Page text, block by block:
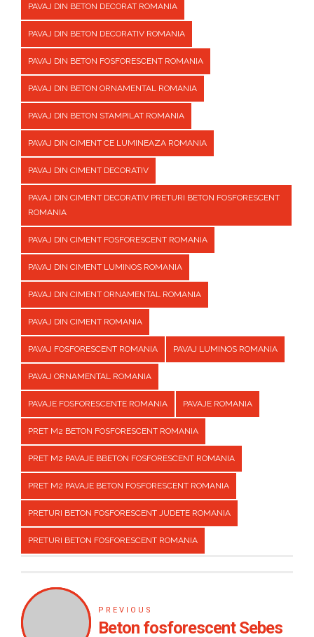
PAVAJ DIN BETON DECORAT ROMANIA
PAVAJ DIN BETON DECORATIV ROMANIA
PAVAJ DIN BETON FOSFORESCENT ROMANIA
PAVAJ DIN BETON ORNAMENTAL ROMANIA
PAVAJ DIN BETON STAMPILAT ROMANIA
PAVAJ DIN CIMENT CE LUMINEAZA ROMANIA
PAVAJ DIN CIMENT DECORATIV
PAVAJ DIN CIMENT DECORATIV PRETURI BETON FOSFORESCENT
ROMANIA
PAVAJ DIN CIMENT FOSFORESCENT ROMANIA
PAVAJ DIN CIMENT LUMINOS ROMANIA
PAVAJ DIN CIMENT ORNAMENTAL ROMANIA
PAVAJ DIN CIMENT ROMANIA
PAVAJ FOSFORESCENT ROMANIA PAVAJ LUMINOS ROMANIA
PAVAJ ORNAMENTAL ROMANIA
PAVAJE FOSFORESCENTE ROMANIA PAVAJE ROMANIA
PRET M2 BETON FOSFORESCENT ROMANIA
PRET M2 PAVAJE BBETON FOSFORESCENT ROMANIA
PRET M2 PAVAJE BETON FOSFORESCENT ROMANIA
PRETURI BETON FOSFORESCENT JUDETE ROMANIA
PRETURI BETON FOSFORESCENT ROMANIA
PREVIOUS
Beton fosforescent Sebes